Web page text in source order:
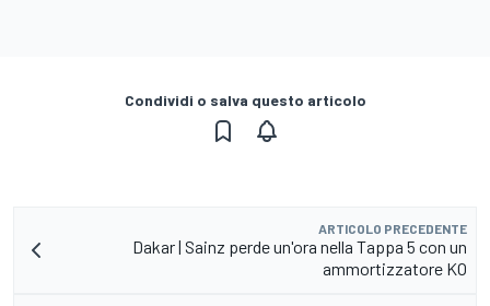
Condividi o salva questo articolo
ARTICOLO PRECEDENTE
Dakar | Sainz perde un'ora nella Tappa 5 con un
ammortizzatore KO